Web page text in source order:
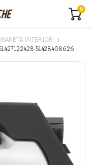
0
MANETA INTERIOR
51428408626